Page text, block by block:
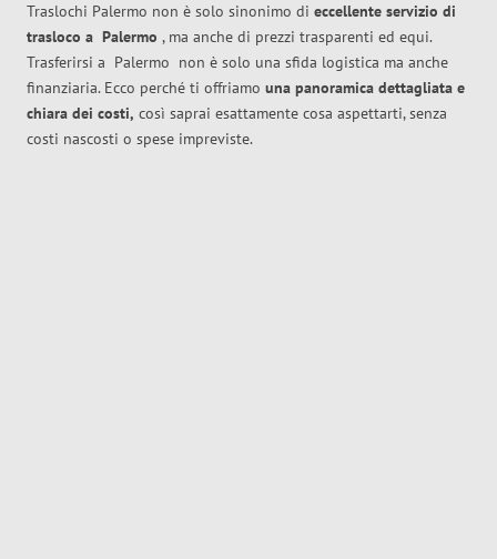
Traslochi Palermo non è solo sinonimo di eccellente servizio di
trasloco a Palermo , ma anche di prezzi trasparenti ed equi.
Trasferirsi a Palermo non è solo una sfida logistica ma anche
finanziaria. Ecco perché ti offriamo una panoramica dettagliata e
chiara dei costi, così saprai esattamente cosa aspettarti, senza
costi nascosti o spese impreviste.